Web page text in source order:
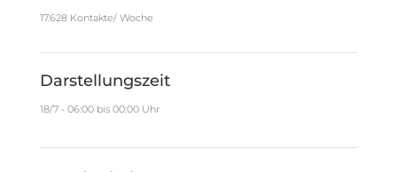
17.628 Kontakte/ Woche
Darstellungszeit
18/7 - 06:00 bis 00:00 Uhr